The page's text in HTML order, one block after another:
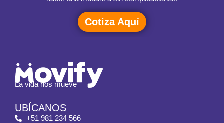
Cotiza Aquí
La vida nos mueve
UBÍCANOS
+51 981 234 566